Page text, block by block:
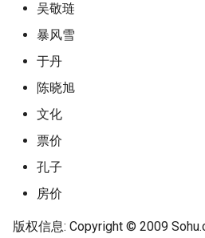
吴敬琏
暴风雪
于丹
陈晓旭
文化
票价
孔子
房价
版权信息: Copyright © 2009